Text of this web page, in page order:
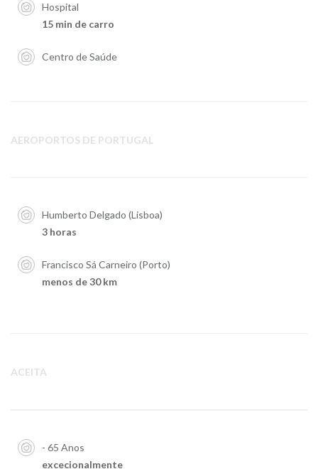
Hospital
15 min de carro
Centro de Saúde
AEROPORTOS DE PORTUGAL
Humberto Delgado (Lisboa)
3 horas
Francisco Sá Carneiro (Porto)
menos de 30 km
ACEITA
- 65 Anos
excecionalmente